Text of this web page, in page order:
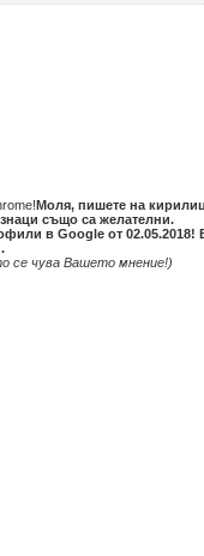
Моля, пишете на
също са желателни.
в Google от 02.05.2018!
се чува Вашето мнение!)